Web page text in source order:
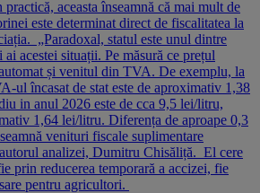
aceasta înseamnă că mai mult de
este determinat direct de fiscalitatea la
„Paradoxal, statul este unul dintre
acestei situații. Pe măsură ce prețul
și venitul din TVA. De exemplu, la
ul încasat de stat este de aproximativ 1,38
in anul 2026 este de cca 9,5 lei/litru,
1,64 lei/litru. Diferența de aproape 0,3
venituri fiscale suplimentare
analizei, Dumitru Chisăliță. El cere
prin reducerea temporară a accizei, fie
pentru agricultori.